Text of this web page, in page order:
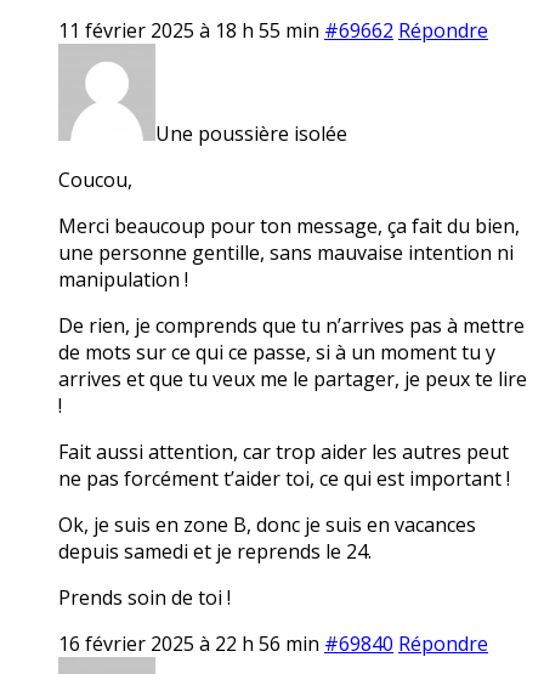
11 février 2025 à 18 h 55 min #69662 Répondre
Une poussière isolée
Coucou,
Merci beaucoup pour ton message, ça fait du bien,
une personne gentille, sans mauvaise intention ni
manipulation !
De rien, je comprends que tu n’arrives pas à mettre
de mots sur ce qui ce passe, si à un moment tu y
arrives et que tu veux me le partager, je peux te lire
!
Fait aussi attention, car trop aider les autres peut
ne pas forcément t’aider toi, ce qui est important !
Ok, je suis en zone B, donc je suis en vacances
depuis samedi et je reprends le 24.
Prends soin de toi !
16 février 2025 à 22 h 56 min #69840 Répondre